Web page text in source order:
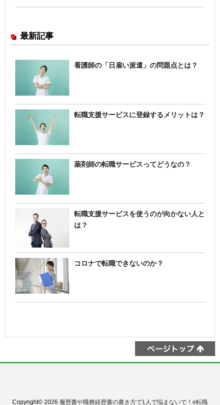
最新記事
看護師の「日雇い派遣」の問題点とは？
転職支援サービスに登録するメリットは？
薬剤師の転職サービスってどうなの？
転職支援サービスを使うのが向かない人と
は？
コロナで転職できないのか？
Copyright© 2026 履歴書や職務経歴書の書き方で1人で悩まないで！e転職